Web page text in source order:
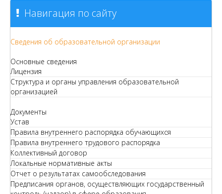
Навигация по сайту
Сведения об образовательной организации
Основные сведения
Лицензия
Структура и органы управления образовательной
организацией
Документы
Устав
Правила внутреннего распорядка обучающихся
Правила внутреннего трудового распорядка
Коллективный договор
Локальные нормативные акты
Отчет о результатах самообследования
Предписания органов, осуществляющих государственный